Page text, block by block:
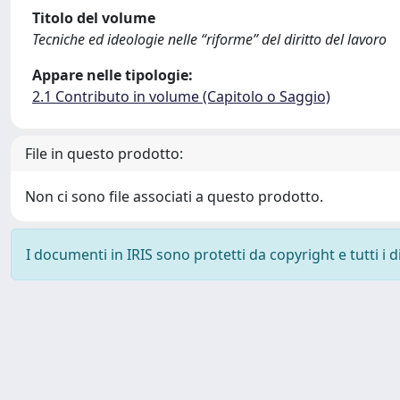
Titolo del volume
Tecniche ed ideologie nelle “riforme” del diritto del lavoro
Appare nelle tipologie:
2.1 Contributo in volume (Capitolo o Saggio)
File in questo prodotto:
Non ci sono file associati a questo prodotto.
I documenti in IRIS sono protetti da copyright e tutti i